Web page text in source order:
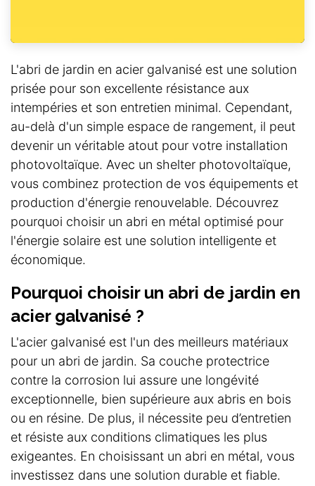
L'abri de jardin en acier galvanisé est une solution
prisée pour son excellente résistance aux
intempéries et son entretien minimal. Cependant,
au-delà d'un simple espace de rangement, il peut
devenir un véritable atout pour votre installation
photovoltaïque. Avec un shelter photovoltaïque,
vous combinez protection de vos équipements et
production d'énergie renouvelable. Découvrez
pourquoi choisir un abri en métal optimisé pour
l'énergie solaire est une solution intelligente et
économique.
Pourquoi choisir un abri de jardin en
acier galvanisé ?
L'acier galvanisé est l'un des meilleurs matériaux
pour un abri de jardin. Sa couche protectrice
contre la corrosion lui assure une longévité
exceptionnelle, bien supérieure aux abris en bois
ou en résine. De plus, il nécessite peu d’entretien
et résiste aux conditions climatiques les plus
exigeantes. En choisissant un abri en métal, vous
investissez dans une solution durable et fiable.